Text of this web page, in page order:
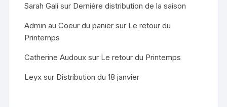
Sarah Gali sur Dernière distribution de la saison
Admin au Coeur du panier sur Le retour du
Printemps
Catherine Audoux sur Le retour du Printemps
Leyx sur Distribution du 18 janvier